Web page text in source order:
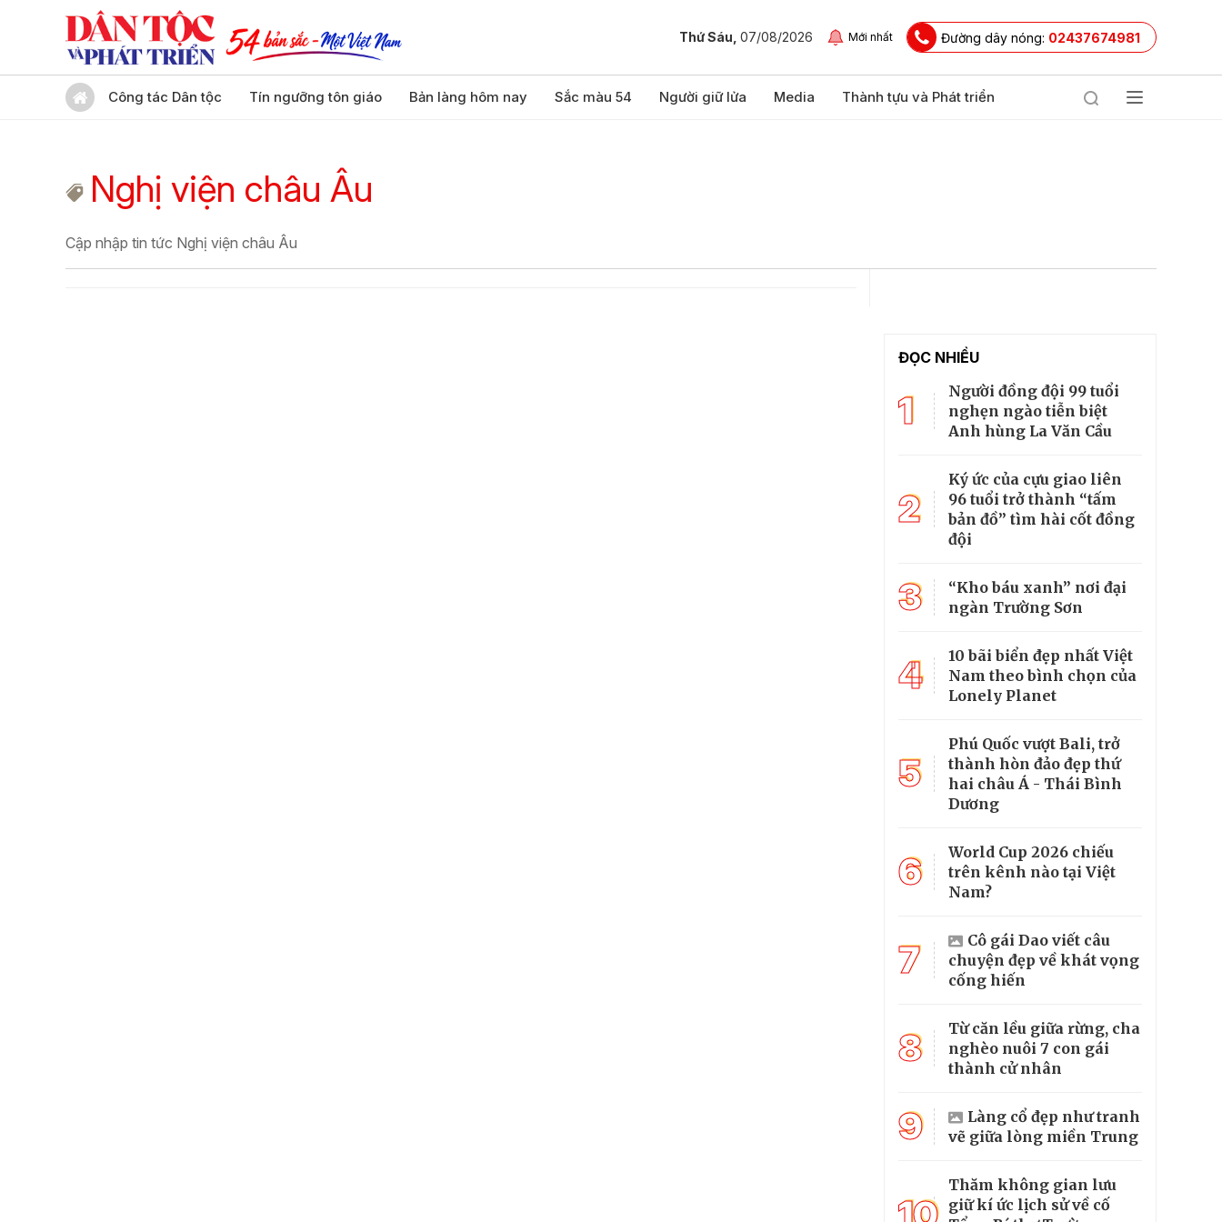
Thứ Sáu, 07/08/2026 Mới nhất Đường dây nóng: 02437674981
Công tác Dân tộc Tín ngưỡng tôn giáo Bản làng hôm nay Sắc màu 54 Người giữ lửa Media Thành tựu và Phát triển
Nghị viện châu Âu
Cập nhập tin tức Nghị viện châu Âu
ĐỌC NHIỀU
1
Người đồng đội 99 tuổi
nghẹn ngào tiễn biệt
Anh hùng La Văn Cầu
2
Ký ức của cựu giao liên
96 tuổi trở thành “tấm
bản đồ” tìm hài cốt đồng
đội
3
“Kho báu xanh” nơi đại
ngàn Trường Sơn
4
10 bãi biển đẹp nhất Việt
Nam theo bình chọn của
Lonely Planet
5
Phú Quốc vượt Bali, trở
thành hòn đảo đẹp thứ
hai châu Á - Thái Bình
Dương
6
World Cup 2026 chiếu
trên kênh nào tại Việt
Nam?
7
Cô gái Dao viết câu
chuyện đẹp về khát vọng
cống hiến
8
Từ căn lều giữa rừng, cha
nghèo nuôi 7 con gái
thành cử nhân
9
Làng cổ đẹp như tranh
vẽ giữa lòng miền Trung
Thăm không gian lưu
giữ kí ức lịch sử về cố